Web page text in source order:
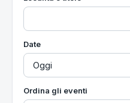
Date
Ordina gli eventi